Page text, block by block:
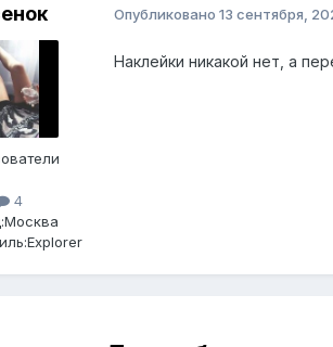
4
Москва
Explorer
Опубликовано 13 сентября,
Наклейки никакой нет, а